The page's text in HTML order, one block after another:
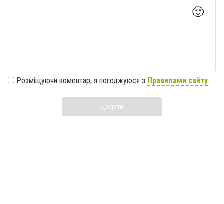
🙂
Розміщуючи коментар, я погоджуюся з Правилами сайту
Додати